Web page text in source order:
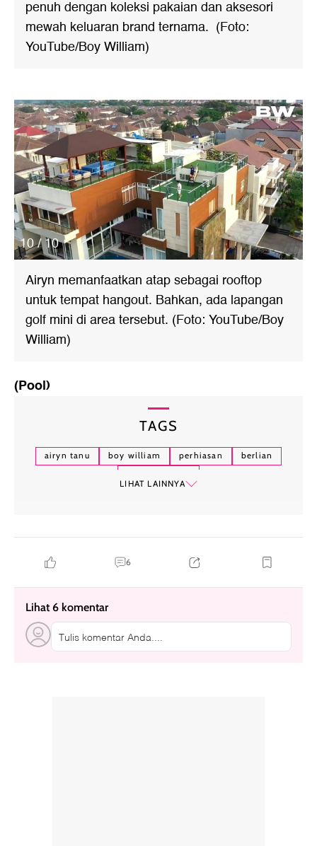
penuh dengan koleksi pakaian dan aksesori
mewah keluaran brand ternama. (Foto:
YouTube/Boy William)
10 / 10
Airyn memanfaatkan atap sebagai rooftop
untuk tempat hangout. Bahkan, ada lapangan
golf mini di area tersebut. (Foto: YouTube/Boy
William)
(Pool)
TAGS
airyn tanu boy william perhiasan
berlian
LIHAT LAINNYA
6
Lihat 6 komentar
Tulis komentar Anda....